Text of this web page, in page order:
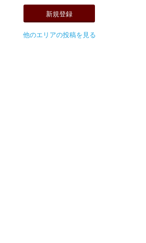
新規登録
他のエリアの投稿を見る